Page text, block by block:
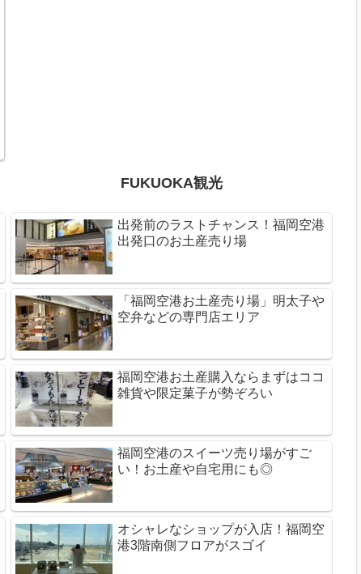
FUKUOKA観光
出発前のラストチャンス！福岡空港
出発口のお土産売り場
「福岡空港お土産売り場」明太子や
空弁などの専門店エリア
福岡空港お土産購入ならまずはココ
雑貨や限定菓子が勢ぞろい
福岡空港のスイーツ売り場がすご
い！お土産や自宅用にも◎
オシャレなショップが入店！福岡空
港3階南側フロアがスゴイ